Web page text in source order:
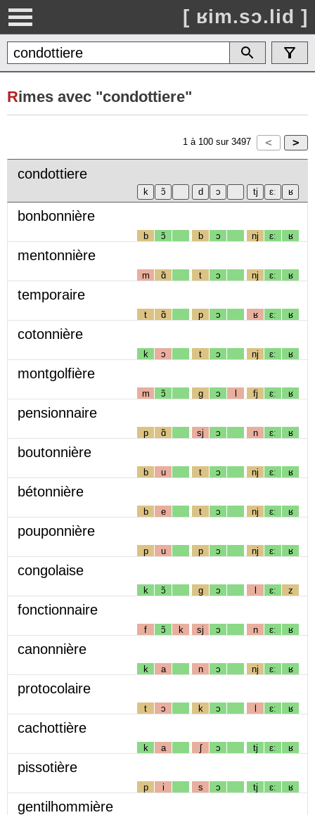
[ ʁim.sɔ.lid ]
Rimes avec "condottiere"
1 à 100 sur 3497
condottiere
bonbonnière
b ɔ̃ b ɔ nj ɛː ʁ
mentonnière
m ɑ̃ t ɔ nj ɛː ʁ
temporaire
t ɑ̃ p ɔ ʁ ɛː ʁ
cotonnière
k ɔ t ɔ nj ɛː ʁ
montgolfière
m ɔ̃ g ɔ l fj ɛː ʁ
pensionnaire
p ɑ̃ sj ɔ n ɛː ʁ
boutonnière
b u t ɔ nj ɛː ʁ
bétonnière
b e t ɔ nj ɛː ʁ
pouponnière
p u p ɔ nj ɛː ʁ
congolaise
k ɔ̃ g ɔ l ɛː z
fonctionnaire
f ɔ̃ k sj ɔ n ɛː ʁ
canonnière
k a n ɔ nj ɛː ʁ
protocolaire
t ɔ k ɔ l ɛː ʁ
cachottière
k a ʃ ɔ tj ɛː ʁ
pissotière
p i s ɔ tj ɛː ʁ
gentilhommière